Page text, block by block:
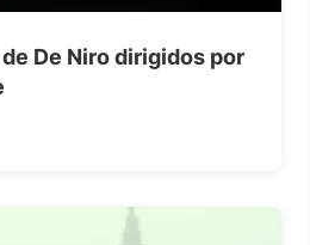
De Niro dirigidos por